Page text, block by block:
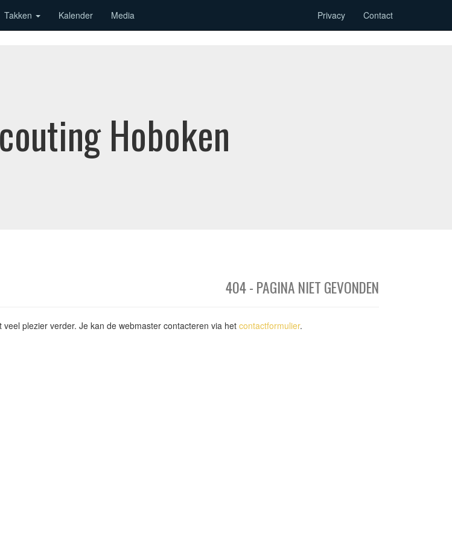
Takken Kalender Media Privacy Contact
Hoboken
404 - PAGINA NIET GEVONDEN
plezier verder. Je kan de webmaster contacteren via hetcontactformulier.